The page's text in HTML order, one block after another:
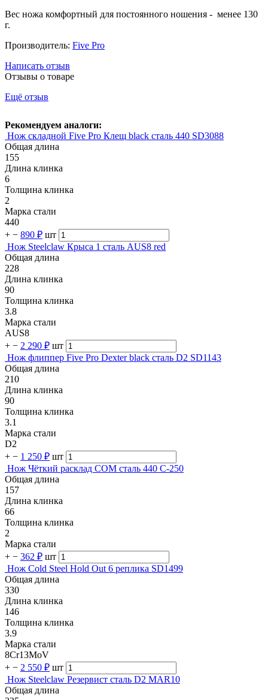
Вес ножа комфортный для постоянного ношения - менее 130
г.
Производитель: Five Pro
Написать отзыв
Отзывы о товаре
Ещё отзыв
Рекомендуем аналоги:
Нож складной Five Pro Клещ black сталь 440 SD3088
Общая длина
155
Длина клинка
6
Толщина клинка
2
Марка стали
440
+ − 890 ₽ шт
Нож Steelclaw Крыса 1 сталь AUS8 red
Общая длина
228
Длина клинка
90
Толщина клинка
3.8
Марка стали
AUS8
+ − 2 290 ₽ шт
Нож флиппер Five Pro Dexter black сталь D2 SD1143
Общая длина
210
Длина клинка
90
Толщина клинка
3.1
Марка стали
D2
+ − 1 250 ₽ шт
Нож Чёткий расклад СОМ сталь 440 C-250
Общая длина
157
Длина клинка
66
Толщина клинка
2
Марка стали
+ − 362 ₽ шт
Нож Cold Steel Hold Out 6 реплика SD1499
Общая длина
330
Длина клинка
146
Толщина клинка
3.9
Марка стали
8Cr13MoV
+ − 2 550 ₽ шт
Нож Steelclaw Резервист сталь D2 MAR10
Общая длина